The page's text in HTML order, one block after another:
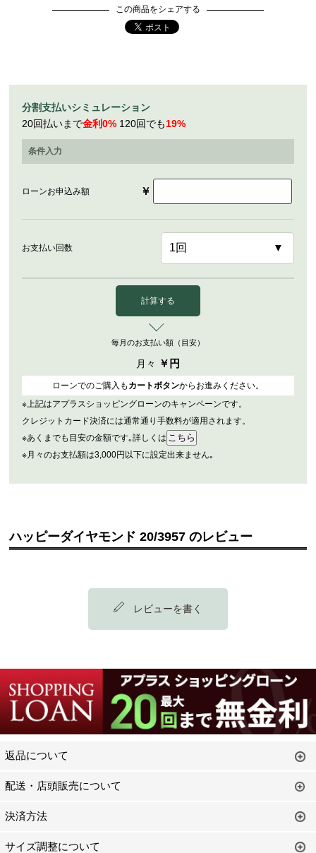
この商品をシェアする
分割支払いシミュレーション
20回払いまで金利0% 120回でも19%
条件入力
ローンお申込み額 ￥
お支払い回数
計算する
毎月のお支払い額（目安）
月々 ￥ 円
ローンでのご購入も カートボタンからお進みください。
※上記はアプラスショッピングローンのキャンペーンです。
クレジットカード決済には通常通り手数料が適用されます。
※あくまでも目安の金額です｡詳しくは
※月々のお支払額は3,000円以下に設定出来ません｡
ハッピーダイヤモンド 20/3957 のレビュー
レビューを書く
返品について
配送・店頭販売について
決済方法
サイズ調整について